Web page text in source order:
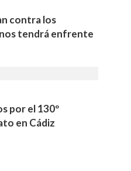
contra los
tendrá enfrente
por el 130º
en Cádiz